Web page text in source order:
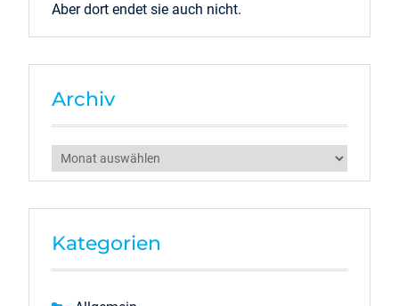
Aber dort endet sie auch nicht.
Archiv
Archiv
Kategorien